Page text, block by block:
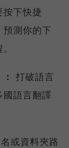
下快捷
測你的下
打破語言
語言翻譯
或資料夾路